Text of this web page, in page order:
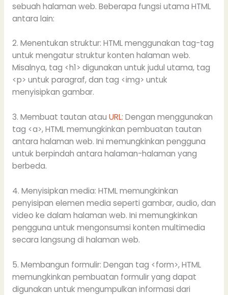
sebuah halaman web. Beberapa fungsi utama HTML
antara lain:
2. Menentukan struktur: HTML menggunakan tag-tag
untuk mengatur struktur konten halaman web.
Misalnya, tag <h1> digunakan untuk judul utama, tag
<p> untuk paragraf, dan tag <img> untuk
menyisipkan gambar.
3. Membuat tautan atau URL: Dengan menggunakan
tag <a>, HTML memungkinkan pembuatan tautan
antara halaman web. Ini memungkinkan pengguna
untuk berpindah antara halaman-halaman yang
berbeda.
4. Menyisipkan media: HTML memungkinkan
penyisipan elemen media seperti gambar, audio, dan
video ke dalam halaman web. Ini memungkinkan
pengguna untuk mengonsumsi konten multimedia
secara langsung di halaman web.
5. Membangun formulir: Dengan tag <form>, HTML
memungkinkan pembuatan formulir yang dapat
digunakan untuk mengumpulkan informasi dari